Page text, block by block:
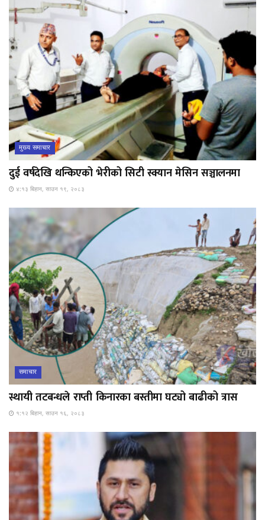
मुख्य समाचार
दुई वर्षदेखि थन्किएको भेरीको सिटी स्क्यान मेसिन सञ्चालनमा
४:१३ बिहान, साउन १९, २०८३
समाचार
स्थायी तटबन्धले राप्ती किनारका बस्तीमा घट्यो बाढीको त्रास
१:१२ बिहान, साउन १६, २०८३